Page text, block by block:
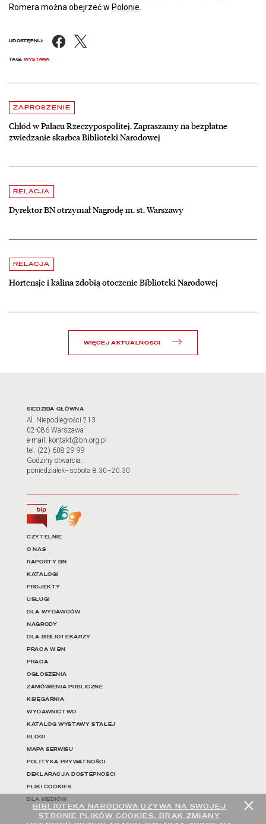
BIBLIOTEKA NARODOWA UŻYWA NA SWOJEJ
STRONIE PLIKÓW COOKIES. BRAK ZMIANY
Romera można obejrzeć w Polonie
UDOSTĘPNIJ: Facebook
TAGI: WYSTAWA
Aktualności
ZAPROSZENIE
Chłód w Pałacu Rzeczypospolitej. Zapraszamy na bezpłatne
zwiedzanie skarbca Biblioteki Narodowej
czytaj więcej o Chłód w Pałacu Rzeczypospolitej. Zapraszamy na
RELACJA
Dyrektor BN otrzymał Nagrodę m. st. Warszawy
czytaj więcej o Dyrektor BN otrzymał Nagrodę m. st. Warszawy
RELACJA
Hortensje i kalina zdobią otoczenie Biblioteki Narodowej
czytaj więcej o Hortensje i kalina zdobią otoczenie Biblioteki
WIĘCEJ AKTUALNOŚCI
Adres oraz godziny
SIEDZIBA GŁÓWNA
Al. Niepodległości 213
02-086 Warszawa
e-mail: kontakt@bn.org.pl
tel. (22) 608 29 99
Godziny otwarcia:
poniedziałek–sobota 8.30–20.30
Biuletyn Informacji Publicznej
Tłumacz języka migowego
Linki do najważniejszych
CZYTELNIE
O NAS
RAPORTY BN
KATALOGI
PROJEKTY
USŁUGI
DLA WYDAWCÓW
NAGRODY
DLA BIBLIOTEKARZY
PRACA W BN
PRACA
OGŁOSZENIA
ZAMÓWIENIA PUBLICZNE
KSIĘGARNIA
WYDAWNICTWO
KATALOG WYSTAWY STAŁEJ
BLOGI
MAPA SERWISU
POLITYKA PRYWATNOŚCI
DEKLARACJA DOSTĘPNOŚCI
PLIKI COOKIES
DLA MEDIÓW